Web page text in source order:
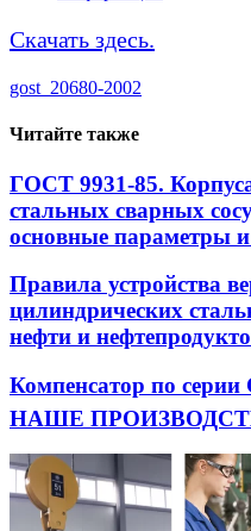
Скачать здесь.
gost_20680-2002
Читайте также
ГОСТ 9931-85.
стальных сварных
основные параметры
Правила устройства
цилиндрических
нефти и
Компенсатор по
НАШЕ